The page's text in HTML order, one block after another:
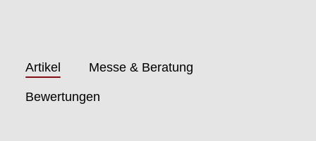
Artikel Messe & Beratung
Bewertungen